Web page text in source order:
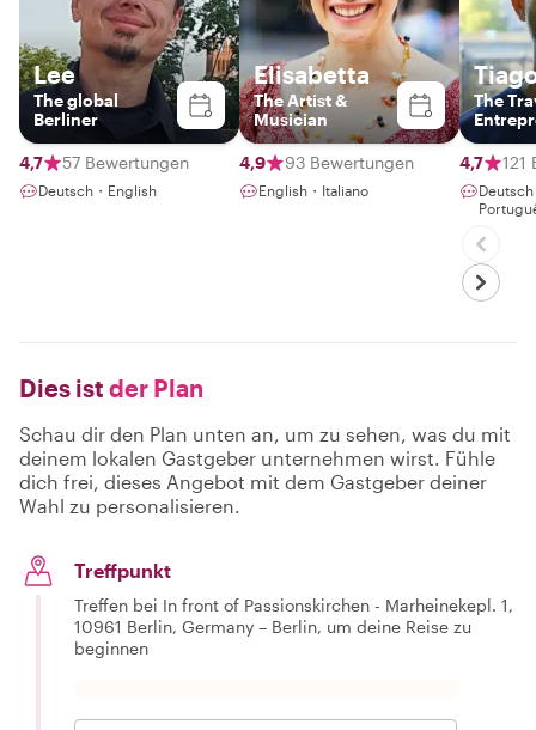
Lee
The global
Berliner
4,7 57 Bewertungen
Deutsch・English
Elisabetta
The Artist &
Musician
4,9 93 Bewertungen
English・Italiano
The
4,7 121
Dies ist der Plan
Schau dir den Plan unten an, um zu sehen, was du mit
deinem lokalen Gastgeber unternehmen wirst. Fühle
dich frei, dieses Angebot mit dem Gastgeber deiner
Wahl zu personalisieren.
Treffpunkt
Treffen bei In front of Passionskirchen - Marheinekepl. 1,
10961 Berlin, Germany – Berlin, um deine Reise zu
beginnen